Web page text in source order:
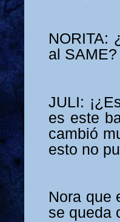
NORITA:
al SAME?
JULI:
es este
cambió
esto no
Nora que
se queda